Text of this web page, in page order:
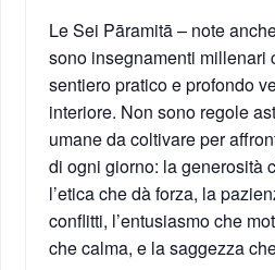
Le Sei Pāramitā – note
sono insegnamenti millenari
sentiero pratico e profondo
interiore. Non sono regole
umane da coltivare per
di ogni giorno: la generosità
l’etica che dà forza, la
conflitti, l’entusiasmo che
che calma, e la saggezza